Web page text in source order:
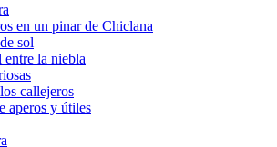
en un pinar de Chiclana
sol
entre la niebla
callejeros
aperos y útiles